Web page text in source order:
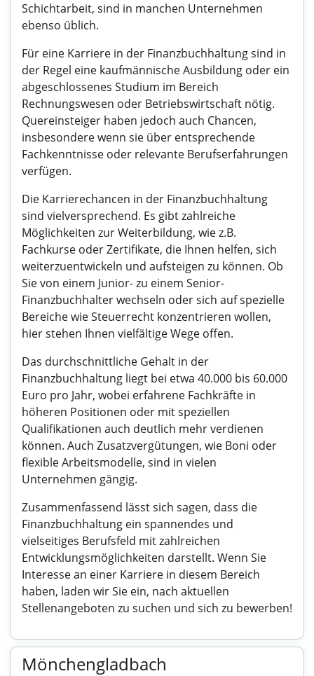
Schichtarbeit, sind in manchen Unternehmen
ebenso üblich.
Für eine Karriere in der Finanzbuchhaltung sind in
der Regel eine kaufmännische Ausbildung oder ein
abgeschlossenes Studium im Bereich
Rechnungswesen oder Betriebswirtschaft nötig.
Quereinsteiger haben jedoch auch Chancen,
insbesondere wenn sie über entsprechende
Fachkenntnisse oder relevante Berufserfahrungen
verfügen.
Die Karrierechancen in der Finanzbuchhaltung
sind vielversprechend. Es gibt zahlreiche
Möglichkeiten zur Weiterbildung, wie z.B.
Fachkurse oder Zertifikate, die Ihnen helfen, sich
weiterzuentwickeln und aufsteigen zu können. Ob
Sie von einem Junior- zu einem Senior-
Finanzbuchhalter wechseln oder sich auf spezielle
Bereiche wie Steuerrecht konzentrieren wollen,
hier stehen Ihnen vielfältige Wege offen.
Das durchschnittliche Gehalt in der
Finanzbuchhaltung liegt bei etwa 40.000 bis 60.000
Euro pro Jahr, wobei erfahrene Fachkräfte in
höheren Positionen oder mit speziellen
Qualifikationen auch deutlich mehr verdienen
können. Auch Zusatzvergütungen, wie Boni oder
flexible Arbeitsmodelle, sind in vielen
Unternehmen gängig.
Zusammenfassend lässt sich sagen, dass die
Finanzbuchhaltung ein spannendes und
vielseitiges Berufsfeld mit zahlreichen
Entwicklungsmöglichkeiten darstellt. Wenn Sie
Interesse an einer Karriere in diesem Bereich
haben, laden wir Sie ein, nach aktuellen
Stellenangeboten zu suchen und sich zu bewerben!
Mönchengladbach